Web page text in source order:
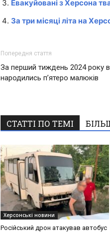
Евакуйовані з Херсона
За три місяці літа на
Попередня стаття
За перший тиждень 2024 року в
народились п’ятеро малюків
СТАТТІ ПО ТЕМІ
Херсонські новини
Російський дрон атакував автобус